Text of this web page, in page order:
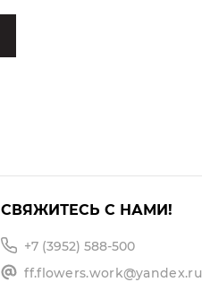
СВЯЖИТЕСЬ С НАМИ!
+7 (3952) 588-500
ff.flowers.work@yandex.ru